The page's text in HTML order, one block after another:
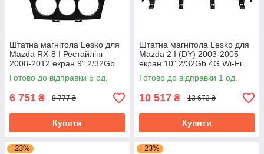
Штатна магнітола Lesko для
Mazda RX-8 I Рестайлінг
2008-2012 екран 9" 2/32Gb
Wi-Fi GPS Base Мазда
Готово до відправки 5 од.
6 751 ₴ 8 777 ₴
Купити
Штатна магнітола Lesko для
Mazda 2 I (DY) 2003-2005
екран 10" 2/32Gb 4G Wi-Fi
GPS Top Мазда
Готово до відправки 1 од.
10 517 ₴ 13 673 ₴
Купити
–23% –23%